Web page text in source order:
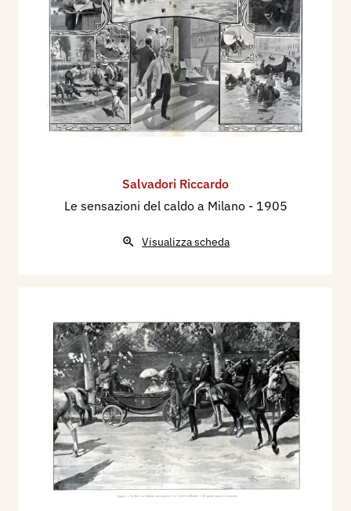
Salvadori Riccardo
Le sensazioni del caldo a Milano - 1905
Visualizza scheda